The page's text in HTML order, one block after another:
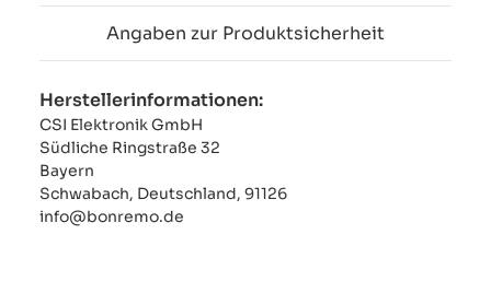
Angaben zur Produktsicherheit
Herstellerinformationen:
CSI Elektronik GmbH
Südliche Ringstraße 32
Bayern
Schwabach, Deutschland, 91126
info@bonremo.de